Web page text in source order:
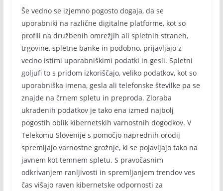
Še vedno se izjemno pogosto dogaja, da se
uporabniki na različne digitalne platforme, kot so
profili na družbenih omrežjih ali spletnih straneh,
trgovine, spletne banke in podobno, prijavljajo z
vedno istimi uporabniškimi podatki in gesli. Spletni
goljufi to s pridom izkoriščajo, veliko podatkov, kot so
uporabniška imena, gesla ali telefonske številke pa se
znajde na črnem spletu in preproda. Zloraba
ukradenih podatkov je tako ena izmed najbolj
pogostih oblik kibernetskih varnostnih dogodkov. V
Telekomu Slovenije s pomočjo naprednih orodij
spremljajo varnostne grožnje, ki se pojavljajo tako na
javnem kot temnem spletu. S pravočasnim
odkrivanjem ranljivosti in spremljanjem trendov ves
čas višajo raven kibernetske odpornosti za